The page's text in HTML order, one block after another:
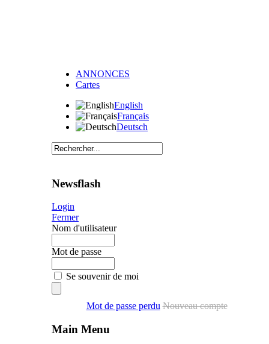
ANNONCES
Cartes
English
Français
Deutsch
Newsflash
Login
Fermer
Nom d'utilisateur
Mot de passe
Se souvenir de moi
Mot de passe perdu Nouveau compte
Main Menu